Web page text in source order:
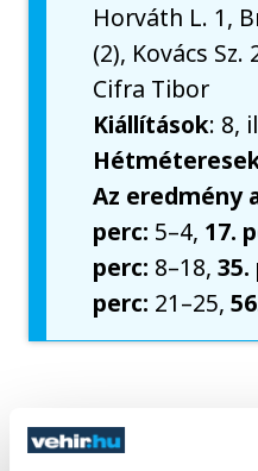
Horváth L. 1,
(2), Kovács Sz.
Cifra Tibor
Kiállítások: 8,
Az eredmény
perc: 5–4, 17.
perc: 8–18,35.
perc: 21–25,
sport